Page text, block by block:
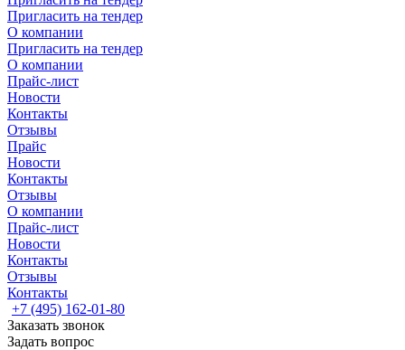
Пригласить на тендер
О компании
Пригласить на тендер
О компании
Прайс-лист
Новости
Контакты
Отзывы
Прайс
Новости
Контакты
Отзывы
О компании
Прайс-лист
Новости
Контакты
Отзывы
Контакты
+7 (495) 162-01-80
Заказать звонок
Задать вопрос